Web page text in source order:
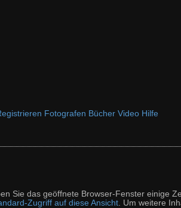
Fotografen Bücher Video Hilfe
Sie das geöffnete Browser-Fenster einige
Zugriff auf diese Ansicht. Um weitere